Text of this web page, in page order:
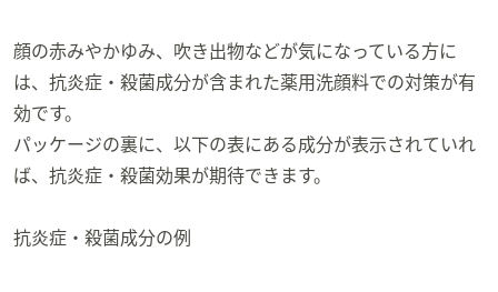
顔の赤みやかゆみ、吹き出物などが気になっている方に
は、抗炎症・殺菌成分が含まれた薬用洗顔料での対策が有
効です。
パッケージの裏に、以下の表にある成分が表示されていれ
ば、抗炎症・殺菌効果が期待できます。
抗炎症・殺菌成分の例